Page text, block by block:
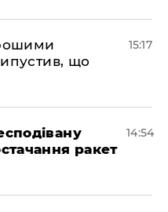
що
15:17
ракет
14:54